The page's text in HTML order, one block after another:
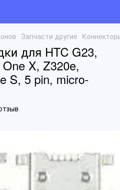
Запчасти другие
для HTC G23,
X, Z320e,
S, 5 pin, micro-